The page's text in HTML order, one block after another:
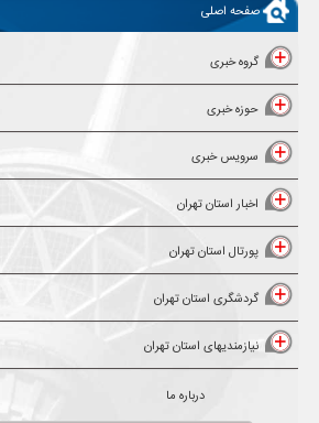
صفحه اصلی
گروه خبری
حوزه خبری
سرویس خبری
اخبار استان تهران
پورتال استان تهران
گردشگری استان تهران
نیازمندیهای استان تهران
درباره ما